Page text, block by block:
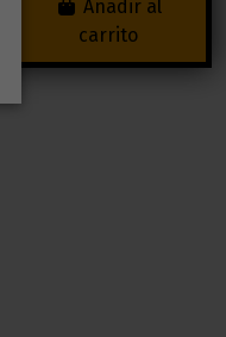
Añadir al
carrito